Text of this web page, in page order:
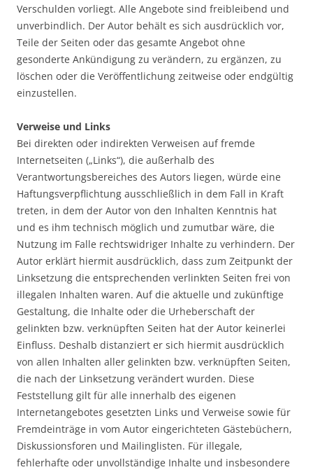
Verschulden vorliegt. Alle Angebote sind freibleibend und
unverbindlich. Der Autor behält es sich ausdrücklich vor,
Teile der Seiten oder das gesamte Angebot ohne
gesonderte Ankündigung zu verändern, zu ergänzen, zu
löschen oder die Veröffentlichung zeitweise oder endgültig
einzustellen.
Verweise und Links
Bei direkten oder indirekten Verweisen auf fremde
Internetseiten („Links“), die außerhalb des
Verantwortungsbereiches des Autors liegen, würde eine
Haftungsverpflichtung ausschließlich in dem Fall in Kraft
treten, in dem der Autor von den Inhalten Kenntnis hat
und es ihm technisch möglich und zumutbar wäre, die
Nutzung im Falle rechtswidriger Inhalte zu verhindern. Der
Autor erklärt hiermit ausdrücklich, dass zum Zeitpunkt der
Linksetzung die entsprechenden verlinkten Seiten frei von
illegalen Inhalten waren. Auf die aktuelle und zukünftige
Gestaltung, die Inhalte oder die Urheberschaft der
gelinkten bzw. verknüpften Seiten hat der Autor keinerlei
Einfluss. Deshalb distanziert er sich hiermit ausdrücklich
von allen Inhalten aller gelinkten bzw. verknüpften Seiten,
die nach der Linksetzung verändert wurden. Diese
Feststellung gilt für alle innerhalb des eigenen
Internetangebotes gesetzten Links und Verweise sowie für
Fremdeinträge in vom Autor eingerichteten Gästebüchern,
Diskussionsforen und Mailinglisten. Für illegale,
fehlerhafte oder unvollständige Inhalte und insbesondere